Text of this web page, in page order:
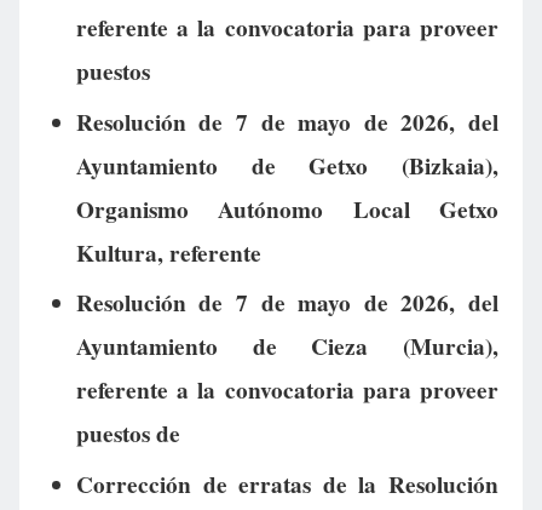
referente a la convocatoria para proveer
puestos
Resolución de 7 de mayo de 2026, del
Ayuntamiento de Getxo (Bizkaia),
Organismo Autónomo Local Getxo
Kultura, referente
Resolución de 7 de mayo de 2026, del
Ayuntamiento de Cieza (Murcia),
referente a la convocatoria para proveer
puestos de
Corrección de erratas de la Resolución